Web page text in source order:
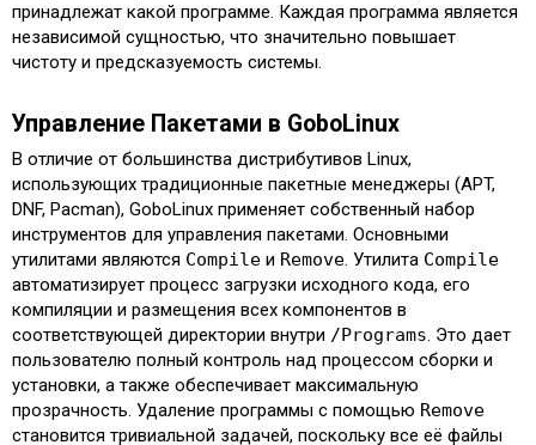
принадлежат какой программе. Каждая программа является
независимой сущностью, что значительно повышает
чистоту и предсказуемость системы.
Управление Пакетами в GoboLinux
В отличие от большинства дистрибутивов Linux,
использующих традиционные пакетные менеджеры (APT,
DNF, Pacman), GoboLinux применяет собственный набор
инструментов для управления пакетами. Основными
утилитами являются Compile и Remove. Утилита Compile
автоматизирует процесс загрузки исходного кода, его
компиляции и размещения всех компонентов в
соответствующей директории внутри /Programs. Это дает
пользователю полный контроль над процессом сборки и
установки, а также обеспечивает максимальную
прозрачность. Удаление программы с помощью Remove
становится тривиальной задачей, поскольку все её файлы